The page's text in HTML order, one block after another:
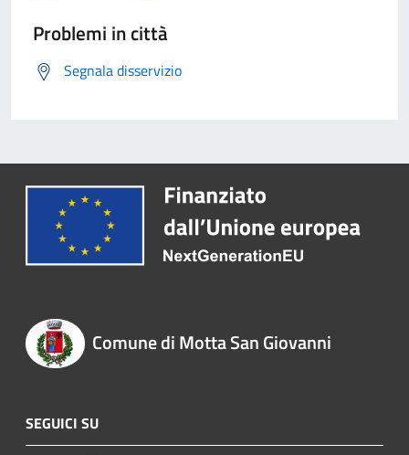
Problemi in città
Segnala disservizio
Comune di Motta San Giovanni
SEGUICI SU